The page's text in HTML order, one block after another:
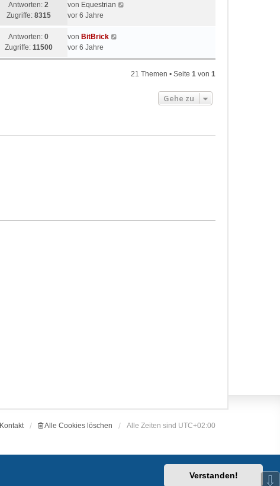
Verstanden!
Antworten: 2
Zugriffe: 8315
von Equestrian
vor 6 Jahre
Antworten: 0
Zugriffe: 11500
von BitBrick
vor 6 Jahre
21 Themen • Seite 1 von 1
Gehe zu
Kontakt Alle Cookies löschen Alle Zeiten sind UTC+02:00
⇩